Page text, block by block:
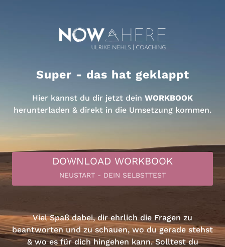
Super - das hat geklappt
Hier kannst du dir jetzt dein WORKBOOK
herunterladen & direkt in die Umsetzung kommen.
DOWNLOAD WORKBOOK
NEUSTART - DEIN SELBSTTEST
Viel Spaß dabei, dir ehrlich die Fragen zu
beantworten und zu schauen, wo du gerade stehst
& wo es für dich hingehen kann. Solltest du